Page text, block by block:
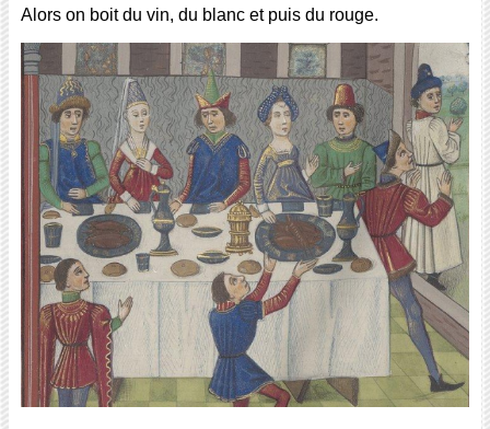
Alors on boit du vin, du blanc et puis du rouge.